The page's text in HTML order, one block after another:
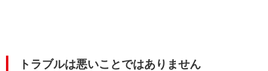
トラブルは悪いことではありません